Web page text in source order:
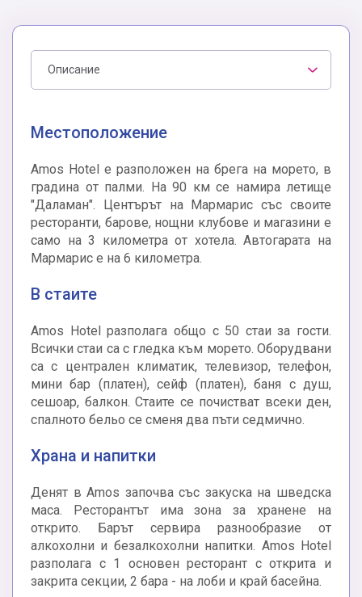
Описание
Местоположение
Amos Hotel е разположен на брега на морето, в
градина от палми. На 90 км се намира летище
"Даламан". Центърът на Мармарис със своите
ресторанти, барове, нощни клубове и магазини е
само на 3 километра от хотела. Автогарата на
Мармарис е на 6 километра.
В стаите
Amos Hotel разполага общо с 50 стаи за гости.
Всички стаи са с гледка към морето. Оборудвани
са с централен климатик, телевизор, телефон,
мини бар (платен), сейф (платен), баня с душ,
сешоар, балкон. Стаите се почистват всеки ден,
спалното бельо се сменя два пъти седмично.
Храна и напитки
Денят в Amos започва със закуска на шведска
маса. Ресторантът има зона за хранене на
открито. Барът сервира разнообразие от
алкохолни и безалкохолни напитки. Amos Hotel
разполага с 1 основен ресторант с открита и
закрита секции, 2 бара - на лоби и край басейна.